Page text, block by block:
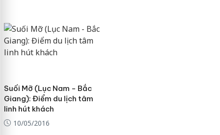
Suối Mỡ (Lục Nam - Bắc
Giang): Điểm du lịch tâm
linh hút khách
10/05/2016